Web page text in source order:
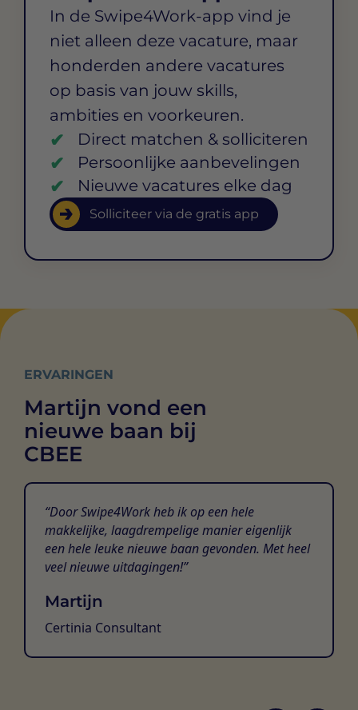
In de Swipe4Work-app vind je
niet alleen deze vacature, maar
honderden andere vacatures
op basis van jouw skills,
ambities en voorkeuren.
Direct matchen & solliciteren
Persoonlijke aanbevelingen
Nieuwe vacatures elke dag
Solliciteer via de gratis app
ERVARINGEN
Martijn vond een
nieuwe baan bij
CBEE
Door Swipe4Work heb ik op een hele
makkelijke, laagdrempelige manier eigenlijk
een hele leuke nieuwe baan gevonden. Met heel
veel nieuwe uitdagingen!
Martijn
Certinia Consultant